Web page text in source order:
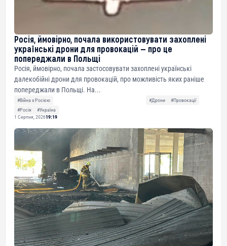
Росія, ймовірно, почала використовувати захоплені
українські дрони для провокацій — про це
попереджали в Польщі
Росія, ймовірно, почала застосовувати захоплені українські
далекобійні дрони для провокацій, про можливість яких раніше
попереджали в Польщі. На...
#Війна з Росією #Дрони
#Провокації
#Росія
#Україна
1 Серпня, 202619:19